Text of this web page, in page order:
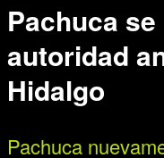
Pachuca
autoridad
Hidalgo
Pachuca